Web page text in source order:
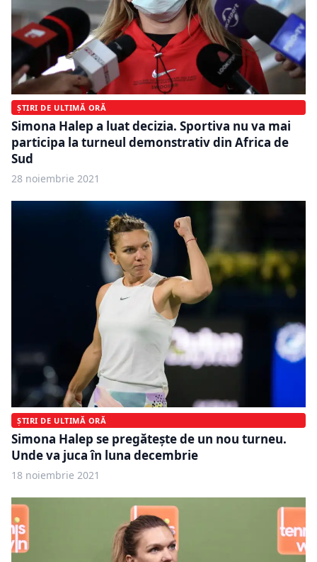
ȘTIRI DE ULTIMĂ ORĂ
Simona Halep a luat decizia. Sportiva nu va mai
participa la turneul demonstrativ din Africa de
Sud
28 noiembrie 2021
ȘTIRI DE ULTIMĂ ORĂ
Simona Halep se pregătește de un nou turneu.
Unde va juca în luna decembrie
18 noiembrie 2021